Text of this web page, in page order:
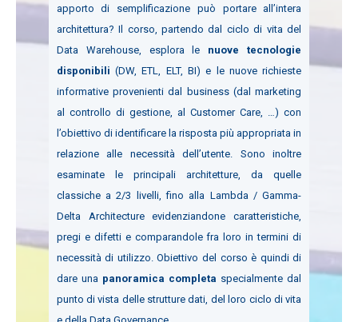
apporto di semplificazione può portare all’intera
architettura? Il corso, partendo dal ciclo di vita del
Data Warehouse, esplora le nuove tecnologie
disponibili (DW, ETL, ELT, BI) e le nuove richieste
informative provenienti dal business (dal marketing
al controllo di gestione, al Customer Care, …) con
l’obiettivo di identificare la risposta più appropriata in
relazione alle necessità dell’utente. Sono inoltre
esaminate le principali architetture, da quelle
classiche a 2/3 livelli, fino alla Lambda / Gamma-
Delta Architecture evidenziandone caratteristiche,
pregi e difetti e comparandole fra loro in termini di
necessità di utilizzo. Obiettivo del corso è quindi di
dare una panoramica completa specialmente dal
punto di vista delle strutture dati, del loro ciclo di vita